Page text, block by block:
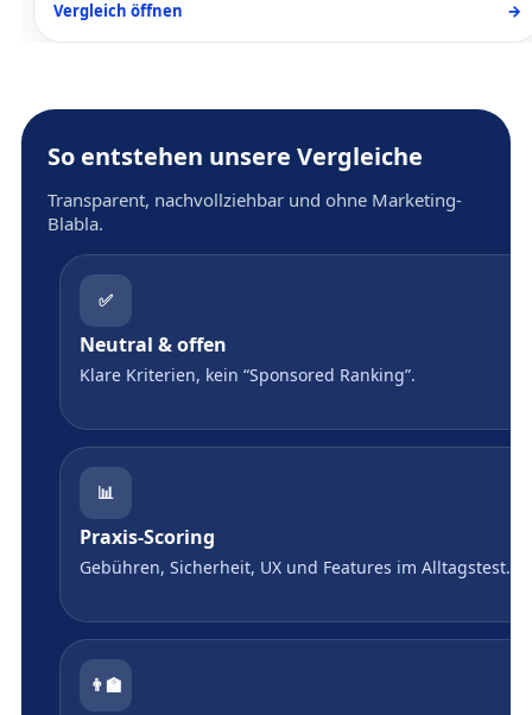
Vergleich öffnen →
So entstehen unsere Vergleiche
Transparent, nachvollziehbar und ohne Marketing-
Blabla.
✅
Neutral & offen
Klare Kriterien, kein “Sponsored Ranking”.
📊
Praxis-Scoring
Gebühren, Sicherheit, UX und Features im Alltagstest.
👨‍🏫